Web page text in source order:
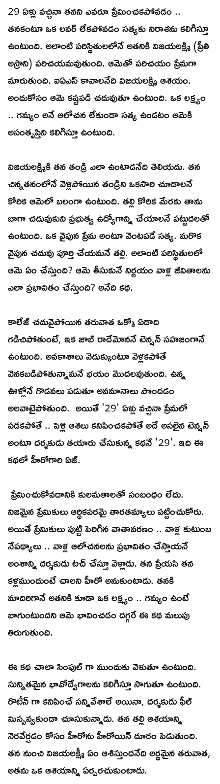
29 ఏళ్లు వచ్చినా తనని ఎవరూ ప్రేమించకపోవడం ..
తనకంటూ ఒక లవర్ లేకపోవడం సత్యకు నిరాశను కలిగిస్తూ
ఉంటుంది. అలాంటి పరిస్థితులలోనే అతనికి విజయలక్ష్మి (ప్రీతి
అస్రాని) పరిచయమవుతుంది. ఆమెతో పరిచయం ప్రేమగా
మారుతుంది. ఐఏఎస్ కావాలనేది విజయలక్ష్మి ఆశయం.
అందుకోసం ఆమె కష్టపడి చదువుతూ ఉంటుంది. ఒక లక్ష్యం
.. గమ్యం అనే ఆలోచన లేకుండా సత్య ఉండటం ఆమెకి
అసంతృప్తిని కలిగిస్తూ ఉంటుంది.
విజయలక్ష్మికి తన తండ్రి ఎలా ఉంటాడనేది తెలియదు. తన
చిన్నతనంలోనే వెళ్లిపోయిన తండ్రిని ఒకసారి చూడాలనే
కోరిక ఆమెలో బలంగా ఉంటుంది. తల్లి కోరిక మేరకు తాను
బాగా చదువుకుని ప్రభుత్వ ఉద్యోగాన్ని చేయాలనే పట్టుదలతో
ఉంటుంది. ఒక వైపున ప్రేమ అంటూ వెంటపడే సత్య. మరొక
వైపున చదువు పూర్తి చేయమనే తల్లి. అలాంటి పరిస్థితులలో
ఆమె ఏం చేస్తుంది? ఆమె తీసుకునే నిర్ణయం వాళ్ల జీవితాలను
ఎలా ప్రభావితం చేస్తుంది? అనేది కథ.
కాలేజ్ చదువైపోయిన తరువాత ఒక్కో ఏడాది
గడిచిపోతుంటే, ఇక జాబ్ రాదేమోననే టెన్షన్ సహజంగానే
ఉంటుంది. అవకాశాలు వెదుక్కుంటూ వెళ్లకపోతే
వెనకబడిపోతున్నామనే భయం మొదలవుతుంది. ఉన్న
ఊళ్లోనే గొడవలు పడుతూ అవమానాలు పొందడం
అలవాటైపోతుంది. అయితే '29' ఏళ్లు వచ్చినా ప్రేమలో
పడకపోతే .. పెళ్లి ఆశలు కనిపించకపోతే అదే అసలైన టెన్షన్
అంటూ దర్శకుడు తయారు చేసుకున్న కథనే '29'. ఇది ఈ
కథలో హీరోగారి ఏజ్.
ప్రేమించుకోవడానికి కులమతాలతో సంబంధం లేదు.
నిజమైన ప్రేమికులు ఆర్ధికపరమై తారతమ్యాలు పట్టించుకోరు.
అయితే ప్రేమికులు పుట్టి పెరిగిన వాతావరణం .. వాళ్ల కుటుంబ
నేపథ్యాలు .. వాళ్ల ఆలోచనలను ప్రభావితం చేస్తాయనే
అంశాన్ని దర్శకుడు టచ్ చేస్తూ వెళ్లాడు. తన ప్రేయసి తన
కళ్లముందుంటే చాలని హీరో అనుకుంటాడు. తనకి
మాదిరిగానే అతనికి కూడా ఒక లక్ష్యం .. గమ్యం ఉంటే
బాగుంటుందని ఆమె భావించడం దగ్గరే ఈ కథ మలుపు
తిరుగుతుంది.
ఈ కథ చాలా సింపుల్ గా ముందుకు వెళుతూ ఉంటుంది.
సున్నితమైన భావోద్వేగాలను కలిగిస్తూ సాగుతూ ఉంటుంది.
రొటీన్ గా కనిపించే సన్నివేశాలే అయినా, దర్శకుడు ఫీల్
మిస్సవ్వకుండా చూసుకున్నాడు. తన తల్లి ఆశయాన్ని
నెరవేర్చడం కోసం హీరోను హీరోయిన్ దూరం పెడుతుంది.
తన నుంచి విజయలక్ష్మీ ఏం ఆశిస్తుందనేది అర్థమైన తరువాత,
అతను ఒక ఆశయాన్ని ఏర్పరచుకుంటాడు.